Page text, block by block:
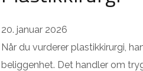
20. januar 2026
Når du vurderer plastikkirurgi,
beliggenhet. Det handler om